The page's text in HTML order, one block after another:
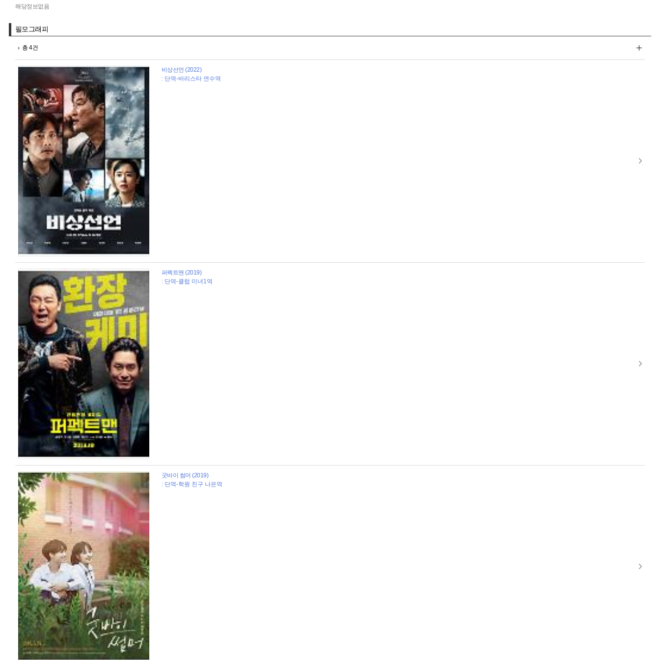
해당정보없음
필모그래피
총 4건
비상선언 (2022)
: 단역-바리스타 연수역
퍼펙트맨 (2019)
: 단역-클럽 미녀1역
굿바이 썸머 (2019)
: 단역-학원 친구 나은역